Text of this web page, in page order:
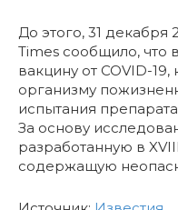
До этого, 31 декабря
Times сообщило, что
вакцину от COVID-
организму
испытания
За основу
разработанную в
содержащую